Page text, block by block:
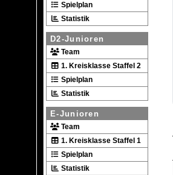
Spielplan
Statistik
D2-Junioren
Team
1. Kreisklasse Staffel 2
Spielplan
Statistik
E-Junioren
Team
1. Kreisklasse Staffel 1
Spielplan
Statistik